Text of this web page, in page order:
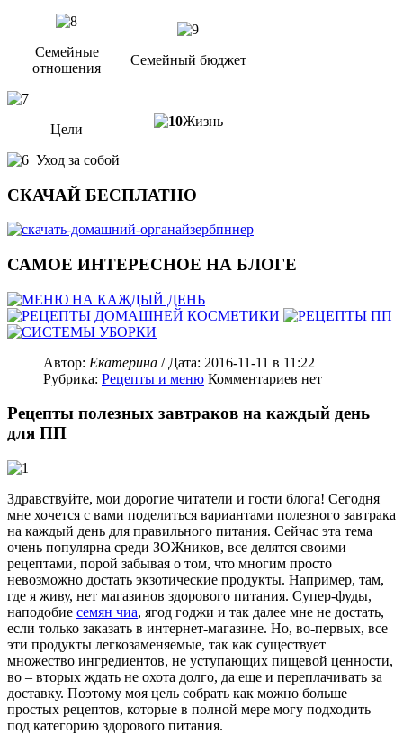
Семейные
отношения
Семейный бюджет
Цели
Жизнь
Уход за собой
СКАЧАЙ БЕСПЛАТНО
САМОЕ ИНТЕРЕСНОЕ НА БЛОГЕ
Автор: Екатерина / Дата: 2016-11-11 в 11:22
Рубрика: Рецепты и меню Комментариев нет
Рецепты полезных завтраков на каждый день
для ПП
Здравствуйте, мои дорогие читатели и гости блога! Сегодня
мне хочется с вами поделиться вариантами полезного завтрака
на каждый день для правильного питания. Сейчас эта тема
очень популярна среди ЗОЖников, все делятся своими
рецептами, порой забывая о том, что многим просто
невозможно достать экзотические продукты. Например, там,
где я живу, нет магазинов здорового питания. Супер-фуды,
наподобие семян чиа, ягод годжи и так далее мне не достать,
если только заказать в интернет-магазине. Но, во-первых, все
эти продукты легкозаменяемые, так как существует
множество ингредиентов, не уступающих пищевой ценности,
во – вторых ждать не охота долго, да еще и переплачивать за
доставку. Поэтому моя цель собрать как можно больше
простых рецептов, которые в полной мере могу подходить
под категорию здорового питания.